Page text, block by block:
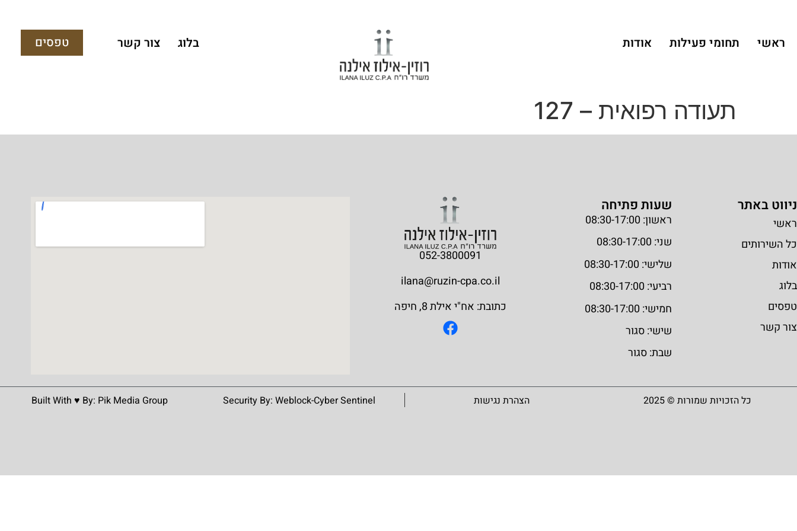
ראשי תחומי פעילות אודות בלוג צור קשר טפסים
תעודה רפואית – 127
ניווט באתר
ראשי
כל השירותים
אודות
בלוג
טפסים
צור קשר
שעות פתיחה
ראשון: 08:30-17:00
שני: 08:30-17:00
שלישי: 08:30-17:00
רביעי: 08:30-17:00
חמישי: 08:30-17:00
שישי: סגור
שבת: סגור
052-3800091
ilana@ruzin-cpa.co.il
כתובת: אח"י אילת 8, חיפה
כל הזכויות שמורות © 2025 הצהרת נגישות Security By: Weblock-Cyber Sentinel
Built With ♥️ By: Pik Media Group